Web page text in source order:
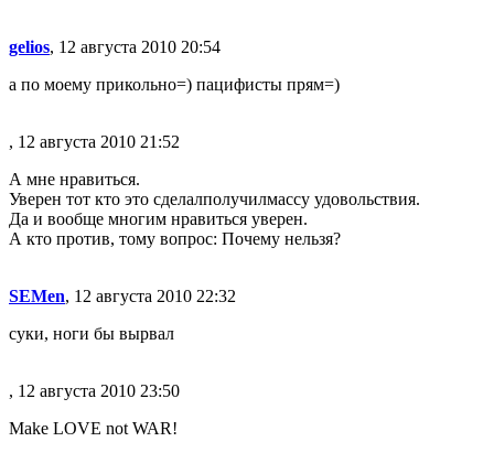
gelios, 12 августа 2010 20:54
а по моему прикольно=) пацифисты прям=)
, 12 августа 2010 21:52
А мне нравиться.
Уверен тот кто это сделалполучилмассу удовольствия.
Да и вообще многим нравиться уверен.
А кто против, тому вопрос: Почему нельзя?
SEMen, 12 августа 2010 22:32
суки, ноги бы вырвал
, 12 августа 2010 23:50
Make LOVE not WAR!